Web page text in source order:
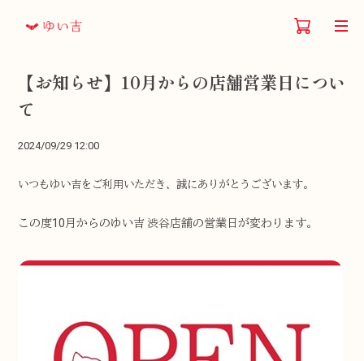
【お知らせ】10月からの店舗営業日につい
て
2024/09/29 12:00
いつもゆい吉をご利用いただき、誠にありがとうございます。
この度10月からのゆい吉 渋谷店舗の営業日が変わります。